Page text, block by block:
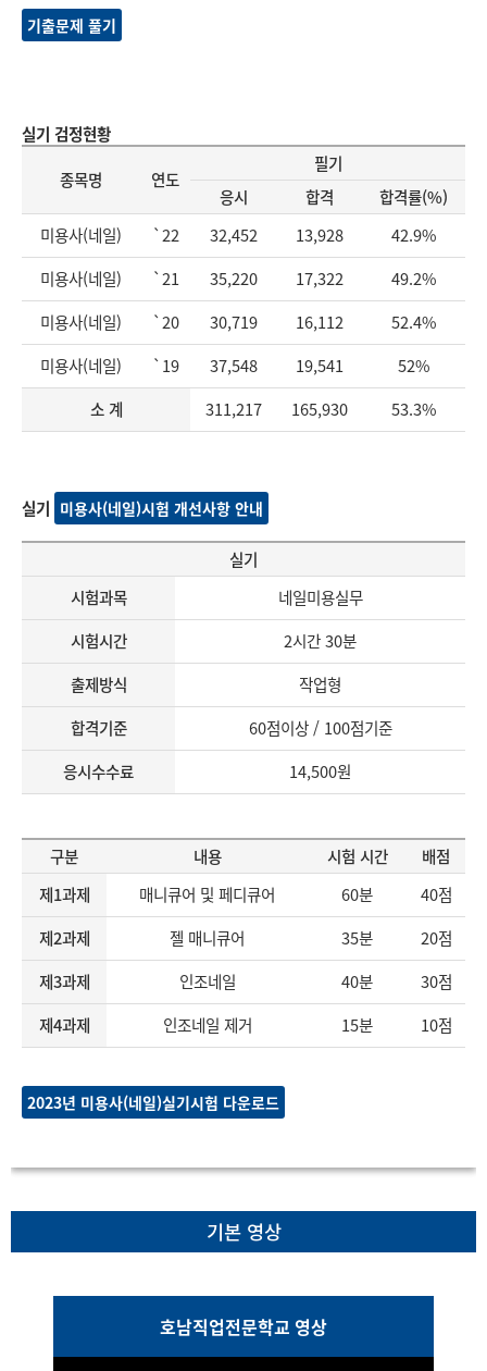
기출문제 풀기
실기 검정현황
종목명
연도
필기
응시
합격
합격률(%)
미용사(네일)
`22 32,452 13,928
42.9%
미용사(네일)
`21 35,220 17,322
49.2%
미용사(네일)
`20 30,719 16,112
52.4%
미용사(네일)
`19 37,548 19,541
52%
소 계
311,217 165,930 53.3%
실기 미용사(네일)시험 개선사항 안내
실기
시험과목
네일미용실무
시험시간
2시간 30분
출제방식
작업형
합격기준
60점이상 / 100점기준
응시수수료
14,500원
구분 내용 시험 시간
배점
제1과제
매니큐어 및 페디큐어 60분
40점
제2과제
젤 매니큐어 35분
20점
제3과제
인조네일 40분
30점
제4과제
인조네일 제거 15분 10점
2023년 미용사(네일)실기시험 다운로드
기본 영상
호남직업전문학교 영상